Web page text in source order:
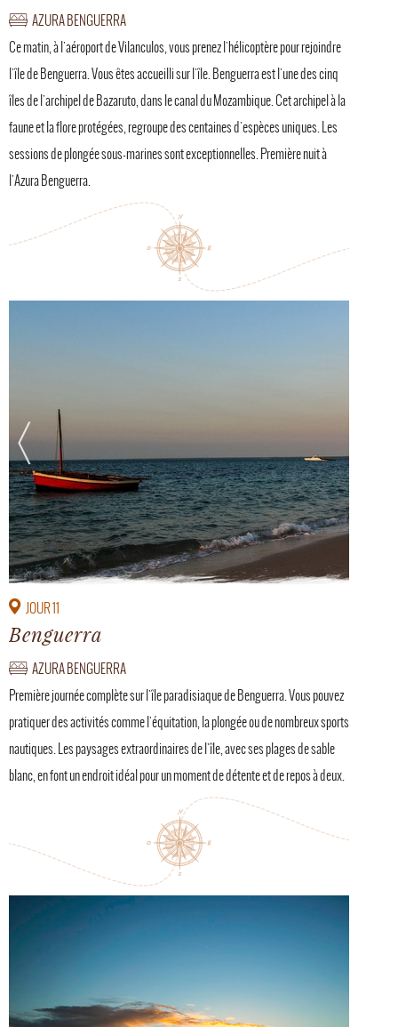
AZURA BENGUERRA
Ce matin, à l'aéroport de Vilanculos, vous prenez l'hélicoptère pour rejoindre
l'île de Benguerra. Vous êtes accueilli sur l'île. Benguerra est l'une des cinq
îles de l'archipel de Bazaruto, dans le canal du Mozambique. Cet archipel à la
faune et la flore protégées, regroupe des centaines d'espèces uniques. Les
sessions de plongée sous-marines sont exceptionnelles. Première nuit à
l'Azura Benguerra.
JOUR 11
Benguerra
AZURA BENGUERRA
Première journée complète sur l'île paradisiaque de Benguerra. Vous pouvez
pratiquer des activités comme l'équitation, la plongée ou de nombreux sports
nautiques. Les paysages extraordinaires de l'île, avec ses plages de sable
blanc, en font un endroit idéal pour un moment de détente et de repos à deux.